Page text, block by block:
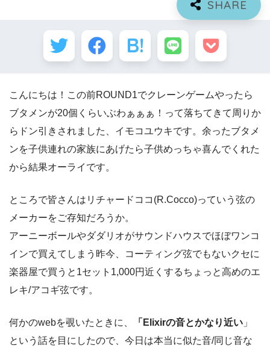
こんにちは！この前ROUND1でクレーンゲームやったら
ブタメンが20個くらいぶわぁぁぁ！って落ちてきて周りか
らドン引きされました、イモコユウキです。余ったブタメ
ンを子供連れの家族にあげたら子供めっちゃ喜んでくれた
から結果オーライです。
ところで皆さんは リチャードココ(R.Cocco)っていう弦の
メーカーをご存知だろうか。
アーニーボールやダダリオがサウンドハウスでほぼワンコ
インで買えてしまう昨今、コーティング弦でもないクセに
楽器屋で買うと1セット1,000円近くするちょっと高めのエ
レキ/アコギ弦です。
何かのwebを覗いたときに、 「Elixirの音とかなり近い 」
という話を目にしたので、今日は本当に似た音/同じ音な